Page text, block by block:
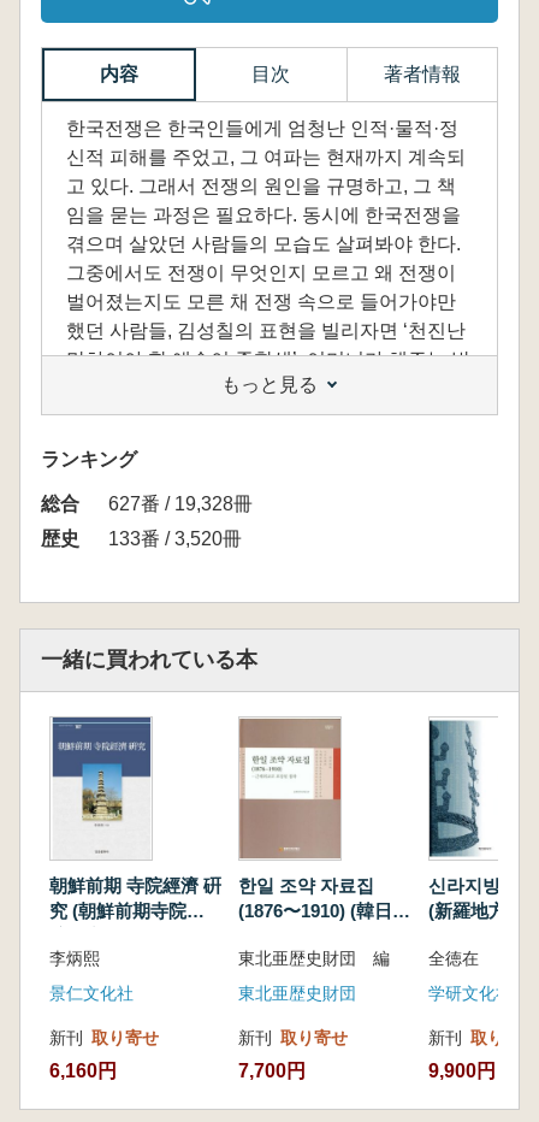
内容 目次 著者情報
한국전쟁은 한국인들에게 엄청난 인적·물적·정
신적 피해를 주었고, 그 여파는 현재까지 계속되
고 있다. 그래서 전쟁의 원인을 규명하고, 그 책
임을 묻는 과정은 필요하다. 동시에 한국전쟁을
겪으며 살았던 사람들의 모습도 살펴봐야 한다.
그중에서도 전쟁이 무엇인지 모르고 왜 전쟁이
벌어졌는지도 모른 채 전쟁 속으로 들어가야만
했던 사람들, 김성칠의 표현을 빌리자면 ‘천진난
만하여야 할 애송이 중학생’, 어머니가 해주는 밥
을 먹고 학교에 가서 공부하며 친구들과 놀았어
야 할 어린 학생들, 이들이 겪었던 전쟁과 이들의
전쟁 중 삶에 대해서도 알아가며 한국전쟁에 대
한 이해의 폭을 넓혀야 한다. 왜냐하면 전쟁을 겪
고 살아남은 학생들은 반공 이념이 지배하는 분
단된 한국에서 전쟁을 기억해야 했고, ‘반공’·‘멸
야 한다. 그래서 한국 사회에 전쟁을 반대하고 평
화를 추구하는 역사인식을 가진 구성원들이 많
아질 것이다. 인간의 삶을 살펴보고 인간을 이해
하는 것, 이것이 역사학의 근본적인 목적이다.
もっと見る
ランキング
総合
627番 / 19,328冊
歴史
133番 / 3,520冊
一緒に買われている本
朝鮮前期 寺院經濟 硏
究 (朝鮮前期寺院経
李炳熙
景仁文化社
新刊 取り寄せ
6,160円
한일 조약 자료집
(1876〜1910) (韓日条
1910) 近代外交で包
まれた侵略
東北亜歴史財団 編
東北亜歴史財団
新刊 取り寄せ
7,700円
신라지방통
(新羅地方統
全徳在
学研文化社
新刊 取り寄せ
9,900円